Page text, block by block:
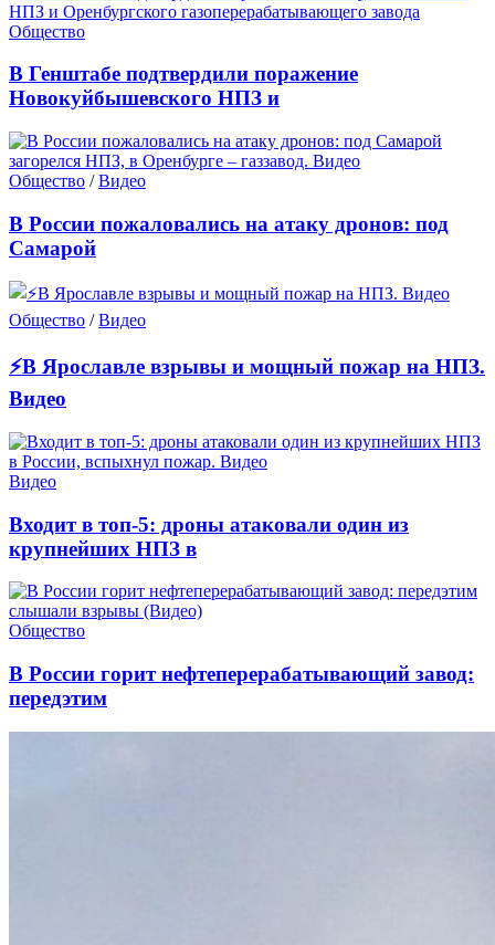
Общество
В Генштабе подтвердили поражение
Новокуйбышевского НПЗ и
Общество /Видео
В России пожаловались на атаку дронов: под
Самарой
Общество /Видео
⚡В Ярославле взрывы и мощный пожар на НПЗ.
Видео
Видео
Входит в топ-5: дроны атаковали один из
крупнейших НПЗ в
Общество
В России горит нефтеперерабатывающий завод:
передэтим